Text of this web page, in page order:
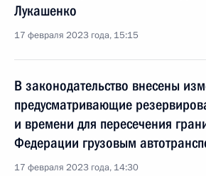
Лукашенко
17 февраля 2023 года, 15:15
В законодательство внесены
предусматривающие
и времени для пересечения
Федерации грузовым
17 февраля 2023 года, 14:30